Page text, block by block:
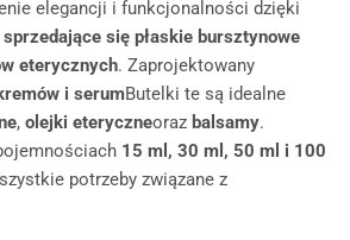
elegancji i funkcjonalności dzięki
się płaskie bursztynowe
eterycznych. Zaprojektowany
i serumButelki te są idealne
, olejki eteryczneoraz balsamy.
15 ml, 30 ml, 50 ml i 100
potrzeby związane z